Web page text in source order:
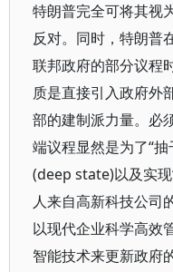
特朗普完全可将其视
反对。同时，特朗普
联邦政府的部分议程
质是直接引入政府外
部的建制派力量。必
端议程显然是为了“
(deep state)以及实现
人来自高新科技公司
以现代企业科学高效
智能技术来更新政府